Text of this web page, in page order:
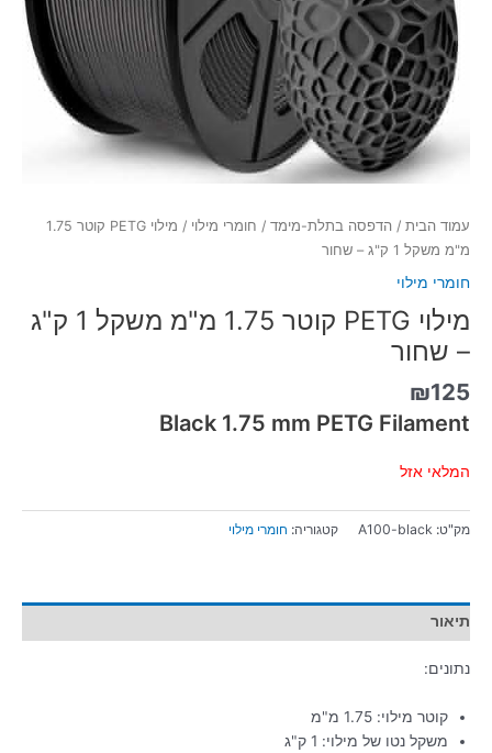
עמוד הבית / הדפסה בתלת-מימד / חומרי מילוי
/ מילוי PETG קוטר 1.75
מ"מ משקל 1 ק"ג – שחור
חומרי מילוי
מילוי PETG קוטר 1.75 מ"מ משקל 1 ק"ג
– שחור
₪125
Black 1.75 mm PETG Filament
המלאי אזל
מק"ט: A100-black קטגוריה: חומרי מילוי
תיאור
נתונים:
קוטר מילוי: 1.75 מ"מ
משקל נטו של מילוי: 1 ק"ג